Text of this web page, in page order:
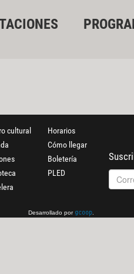
cultural
Horarios
Cómo llegar
Boletería
PLED
Desarrollado por gcoop